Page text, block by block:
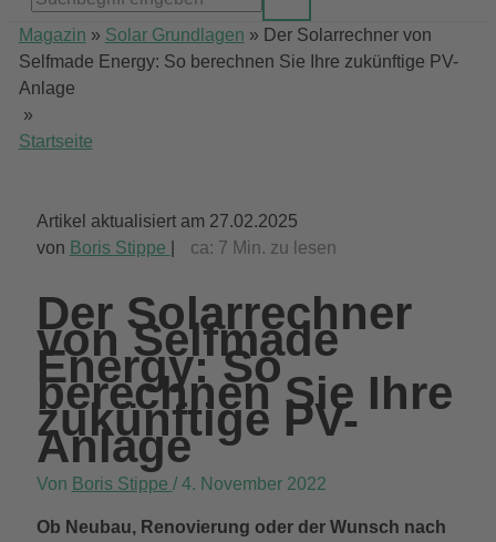
Startseite
»
Magazin » Solar Grundlagen » Der Solarrechner von
Selfmade Energy: So berechnen Sie Ihre zukünftige PV-
Anlage
Artikel aktualisiert am 27.02.2025
von Boris Stippe ca: 7 Min. zu lesen
Der Solarrechner
von Selfmade
Energy: So
berechnen Sie Ihre
zukünftige PV-
Anlage
Von Boris Stippe / 4. November 2022
Ob Neubau, Renovierung oder der Wunsch nach